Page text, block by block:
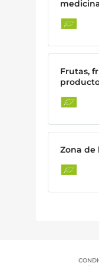
Frutas,
Zona de